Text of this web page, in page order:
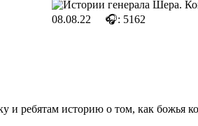
08.08.22
🎧: 5162
и ребятам историю о том, как божья